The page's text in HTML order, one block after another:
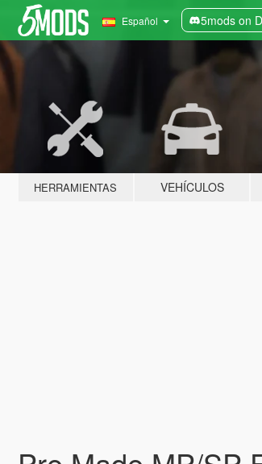
Español 5mods on
HERRAMIENTAS VEHÍCULOS